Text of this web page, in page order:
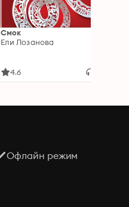
Смок
Ели Лозанова
4.6
Офлайн режим